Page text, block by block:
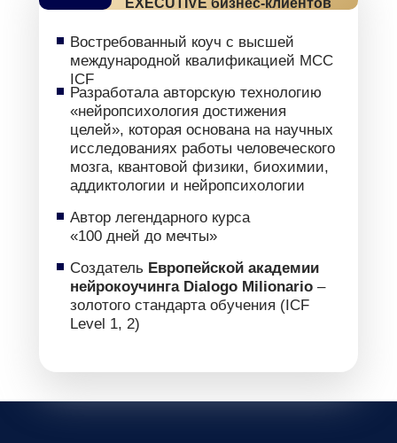
Разработала авторскую технологию
«нейропсихология достижения
целей», которая основана на научных
исследованиях работы человеческого
мозга, квантовой физики, биохимии,
аддиктологии и нейропсихологии
Востребованный коуч с высшей
международной квалификацией MCC
ICF
EXECUTIVE бизнес-клиентов
Автор легендарного курса
«100 дней до мечты»
Создатель Европейской академии
нейрокоучинга Dialogo Milionario –
золотого стандарта обучения (ICF
Level 1, 2)